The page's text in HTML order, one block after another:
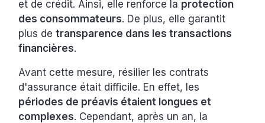
et de crédit. Ainsi, elle renforce la protection
des consommateurs. De plus, elle garantit
plus detransparence dans les transactions
financières.
Avant cette mesure, résilier les contrats
d'assurance était difficile. En effet, les
périodes de préavis étaient longues et
complexes. Cependant, après un an, la